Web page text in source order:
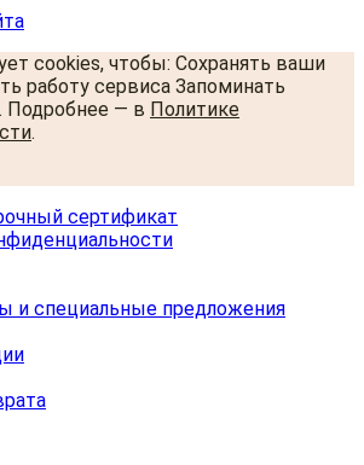
cookies, чтобы: Сохранять ваши
работу сервиса Запоминать
Подробнее — в Политике
.
сертификат
и специальные предложения